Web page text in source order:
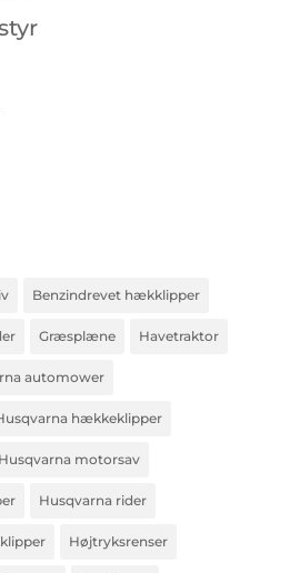
Benzindrevet hækklipper
Græsplæne Havetraktor
automower
hækkeklipper
Husqvarna motorsav
Husqvarna rider
Højtryksrenser